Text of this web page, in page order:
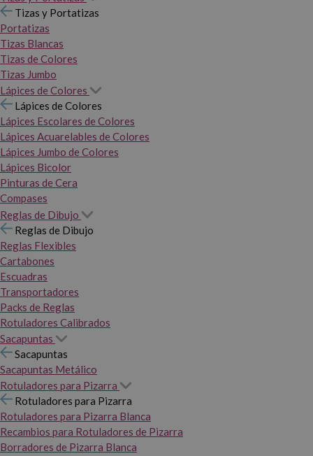
Tizas y Portatizas
Portatizas
Tizas Blancas
Tizas de Colores
Tizas Jumbo
Lápices de Colores
Lápices de Colores
Lápices Escolares de Colores
Lápices Acuarelables de Colores
Lápices Jumbo de Colores
Lápices Bicolor
Pinturas de Cera
Compases
Reglas de Dibujo
Reglas de Dibujo
Reglas Flexibles
Cartabones
Escuadras
Transportadores
Packs de Reglas
Rotuladores Calibrados
Sacapuntas
Sacapuntas
Sacapuntas Metálico
Rotuladores para Pizarra
Rotuladores para Pizarra
Rotuladores para Pizarra Blanca
Recambios para Rotuladores de Pizarra
Borradores de Pizarra Blanca